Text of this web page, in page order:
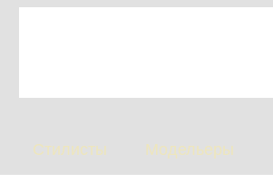
Стилисты Модельеры